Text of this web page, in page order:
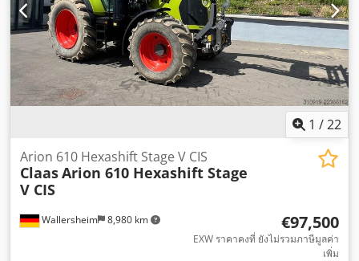
1 /22
Wallersheim 8,980 km
Arion 610 Hexashift Stage V CIS
ClaasArion 610 Hexashift Stage
V CIS
€97,500
EXW ราคาคงที่ ยังไม่รวมภาษีมูลค่า
เพิ่ม